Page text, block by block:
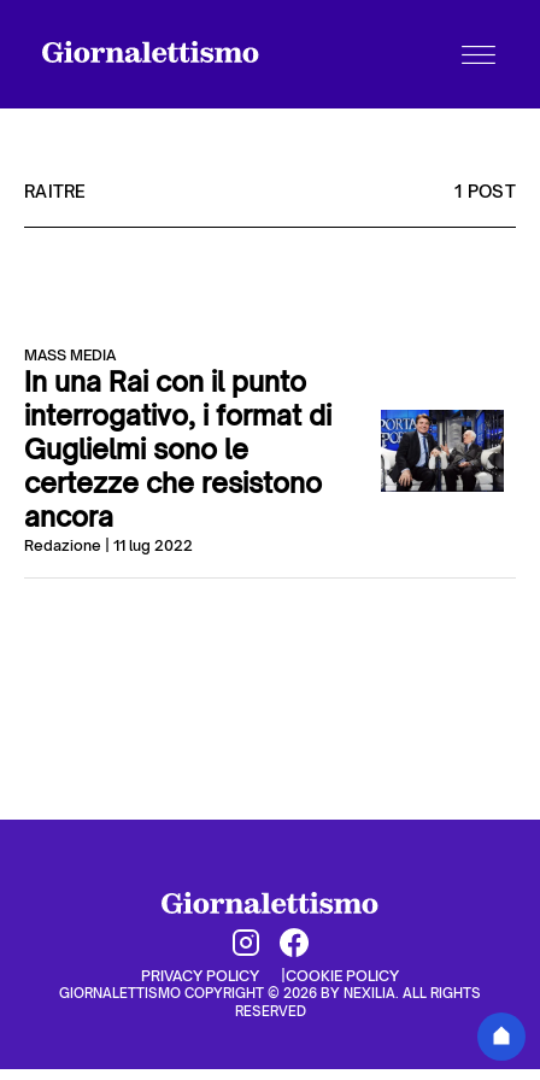
Chi siamo
Contatti
RAITRE 1 POST
MASS MEDIA
In una Rai con il punto
interrogativo, i format di
Guglielmi sono le
certezze che resistono
ancora
Redazione | 11 lug 2022
PRIVACY POLICY COOKIE POLICY
GIORNALETTISMO COPYRIGHT © 2026 BY NEXILIA. ALL RIGHTS
RESERVED